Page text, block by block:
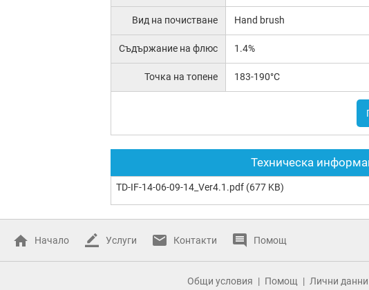
Вид на почистване Hand brush
Съдържание на флюс 1.4%
Точка на топене 183-190°C
Техническа
TD-IF-14-06-09-14_Ver4.1.pdf (677 KB)
Начало Услуги Контакти Помощ
Общи условия Помощ Лични